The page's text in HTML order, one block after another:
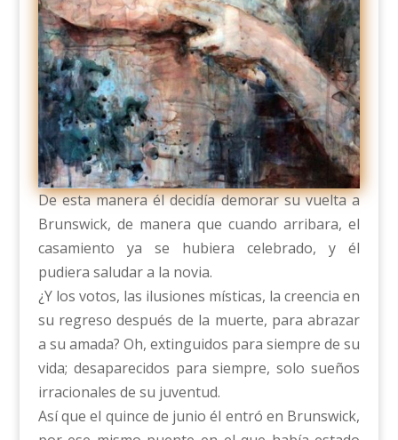
De esta manera él decidía demorar su vuelta a
Brunswick, de manera que cuando arribara, el
casamiento ya se hubiera celebrado, y él
pudiera saludar a la novia.
¿Y los votos, las ilusiones místicas, la creencia en
su regreso después de la muerte, para abrazar
a su amada? Oh, extinguidos para siempre de su
vida; desaparecidos para siempre, solo sueños
irracionales de su juventud.
Así que el quince de junio él entró en Brunswick,